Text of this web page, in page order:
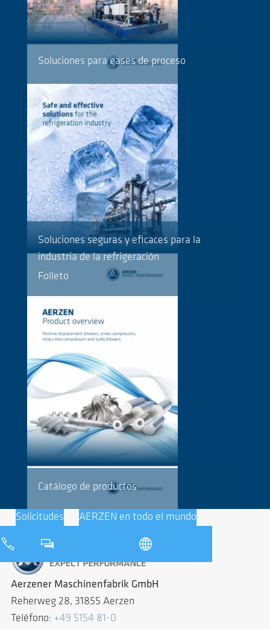
Soluciones para gases de proceso
Soluciones seguras y eficaces para la
industria de la refrigeración
Folleto
Catálogo de productos
Solicitudes AERZEN en todo el mundo
Aerzener Maschinenfabrik GmbH
Reherweg 28, 31855 Aerzen
Teléfono: +49 5154 81-0